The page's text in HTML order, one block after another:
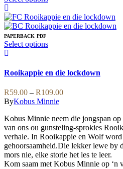
has
multiple
The
be
on
the
product
page
PAPERBACK PDF
Select optionsThis
multiple
The
options
may
be
chosen
on
the
product
page
Rooikappie en die lockdown
R59.00 – R109.00Price
through
R109.00
ByKobus Minnie
Kobus Minnie neem die jongspan
van ons ou gunsteling-sprokies
verhale. In Rooikappie en Wolf word
gehoorsaamheid.Die lekker lewe by
mors nie, elke storie het les te leer.
Kom saam met Kobus Minnie op ‘n